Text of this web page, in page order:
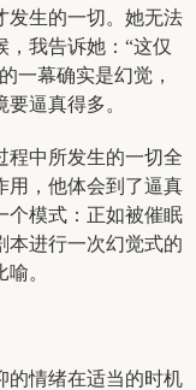
发生的一切。她无法
我告诉她：“这仅
一幕确实是幻觉，
逼真得多。
程中所发生的一切全
用，他体会到了逼真
个模式：正如被催眠
本进行一次幻觉式的
。
的情绪在适当的时机